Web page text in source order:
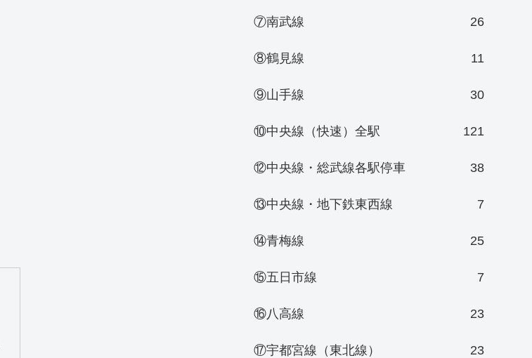
⑦南武線 26
⑧鶴見線 11
⑨山手線 30
⑩中央線（快速）全駅 121
⑫中央線・総武線各駅停車 38
⑬中央線・地下鉄東西線 7
⑭青梅線 25
⑮五日市線 7
⑯八高線 23
⑰宇都宮線（東北線） 23